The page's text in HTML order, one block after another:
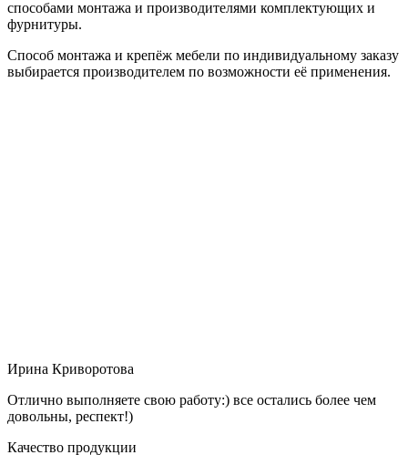
способами монтажа и производителями комплектующих и
фурнитуры.
Способ монтажа и крепёж мебели по индивидуальному заказу
выбирается производителем по возможности её применения.
Ирина Криворотова
Отлично выполняете свою работу:) все остались более чем
довольны, респект!)
Качество продукции